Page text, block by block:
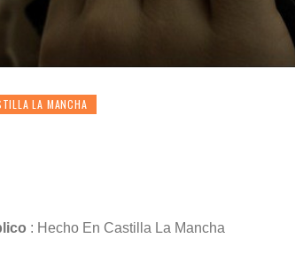
LA MANCHA
: Hecho En Castilla La Mancha